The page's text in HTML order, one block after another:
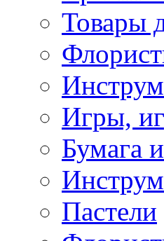
Товары
Игры,
Бумага
Пастели